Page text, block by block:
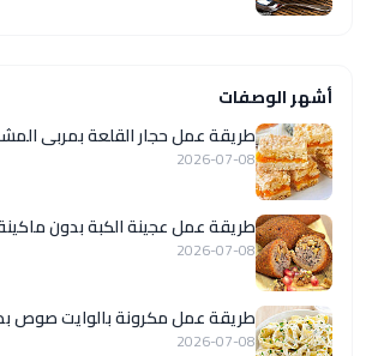
أشهر الوصفات
طريقة عمل حجار القلعة بمربى
2026-07-08
طريقة عمل عجينة الكبة بدون
2026-07-08
طريقة عمل مكرونة بالوايت صوص
2026-07-08